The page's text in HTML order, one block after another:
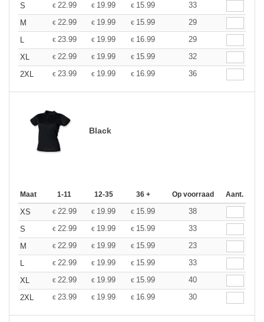
S
€ 22.99 € 19.99 € 15.99
33
M
€ 22.99 € 19.99 € 15.99
29
L
€ 23.99 € 19.99 € 16.99
29
XL
€ 22.99 € 19.99 € 15.99
32
2XL
€ 23.99 € 19.99 € 16.99 36
Black
Maat 1-11 12-35 36 + Op voorraad Aant.
XS € 22.99 € 19.99 € 15.99
38
S
€ 22.99 € 19.99 € 15.99
33
M
€ 22.99 € 19.99 € 15.99
23
L
€ 22.99 € 19.99 € 15.99
33
XL
€ 22.99 € 19.99 € 15.99
40
2XL
€ 23.99 € 19.99 € 16.99 30